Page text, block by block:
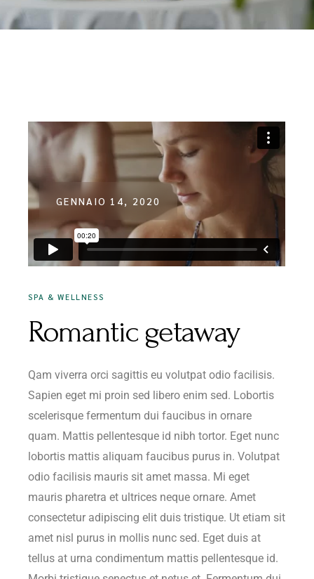
GENNAIO 14, 2020
SPA & WELLNESS
Romantic getaway
Qam viverra orci sagittis eu volutpat odio facilisis.
Sapien eget mi proin sed libero enim sed. Lobortis
scelerisque fermentum dui faucibus in ornare
quam. Mattis pellentesque id nibh tortor. Eget nunc
lobortis mattis aliquam faucibus purus in. Volutpat
odio facilisis mauris sit amet massa. Mi eget
mauris pharetra et ultrices neque ornare. Amet
consectetur adipiscing elit duis tristique. Ut etiam sit
amet nisl purus in mollis nunc sed. Eget duis at
tellus at urna condimentum mattis pellentesque id.